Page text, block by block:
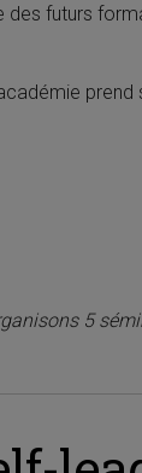
des futurs
5